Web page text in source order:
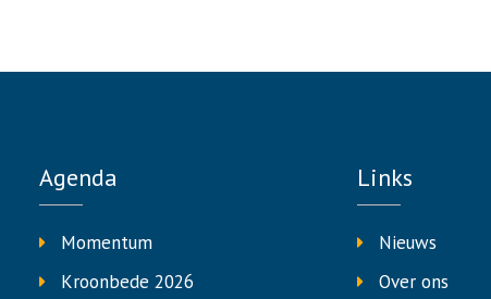
Agenda
Momentum
Kroonbede 2026
Links
Nieuws
Over ons